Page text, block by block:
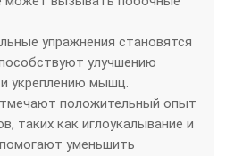
упражнения становятся
улучшению
укреплению мышц.
положительный опыт
таких как иглоукалывание и
уменьшить